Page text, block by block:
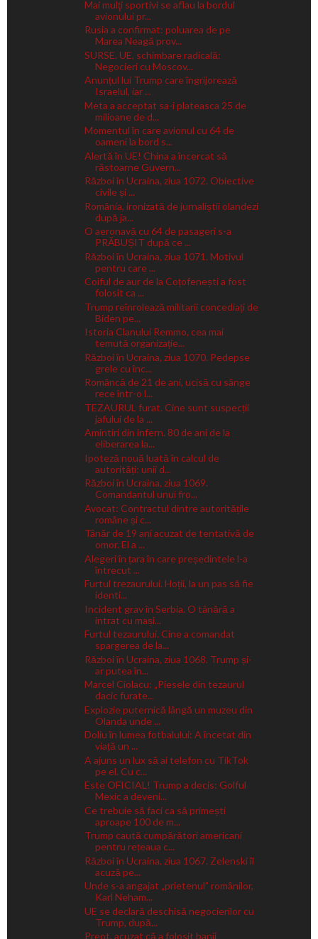
Mai mulţi sportivi se aflau la bordul
avionului pr...
Rusia a confirmat: poluarea de pe
Marea Neagă prov...
SURSE. UE, schimbare radicală:
Negocieri cu Moscov...
Anunțul lui Trump care îngrijorează
Israelul, iar ...
Meta a acceptat sa-i plateasca 25 de
milioane de d...
Momentul în care avionul cu 64 de
oameni la bord s...
Alertă în UE! China a încercat să
răstoarne Guvern...
Război în Ucraina, ziua 1072. Obiective
civile și ...
România, ironizată de jurnaliștii olandezi
după ja...
O aeronavă cu 64 de pasageri s-a
PRĂBUȘIT după ce ...
Război în Ucraina, ziua 1071. Motivul
pentru care ...
Coiful de aur de la Coțofenești a fost
folosit ca ...
Trump reînrolează militarii concediați de
Biden pe...
Istoria Clanului Remmo, cea mai
temută organizație...
Război în Ucraina, ziua 1070. Pedepse
grele cu înc...
Româncă de 21 de ani, ucisă cu sânge
rece într-o l...
TEZAURUL furat. Cine sunt suspecții
jafului de la ...
Amintiri din infern. 80 de ani de la
eliberarea la...
Ipoteză nouă luată în calcul de
autorități: unii d...
Război în Ucraina, ziua 1069.
Comandantul unui fro...
Avocat: Contractul dintre autoritățile
române și c...
Tânăr de 19 ani acuzat de tentativă de
omor. El a ...
Alegeri în țara în care președintele l-a
întrecut ...
Furtul trezaurului. Hoții, la un pas să fie
identi...
Incident grav în Serbia. O tânără a
intrat cu mași...
Furtul tezaurului. Cine a comandat
spargerea de la...
Război în Ucraina, ziua 1068. Trump și-
ar putea în...
Marcel Ciolacu: „Piesele din tezaurul
dacic furate...
Explozie puternică lângă un muzeu din
Olanda unde ...
Doliu în lumea fotbalului: A încetat din
viață un ...
A ajuns un lux să ai telefon cu TikTok
pe el. Cu c...
Este OFICIAL! Trump a decis: Golful
Mexic a deveni...
Ce trebuie să faci ca să primești
aproape 100 de m...
Trump caută cumpărători americani
pentru rețeaua c...
Război în Ucraina, ziua 1067. Zelenski îl
acuză pe...
Unde s-a angajat „prietenul” românilor,
Karl Neham...
UE se declară deschisă negocierilor cu
Trump, după...
Preot, acuzat că a folosit banii